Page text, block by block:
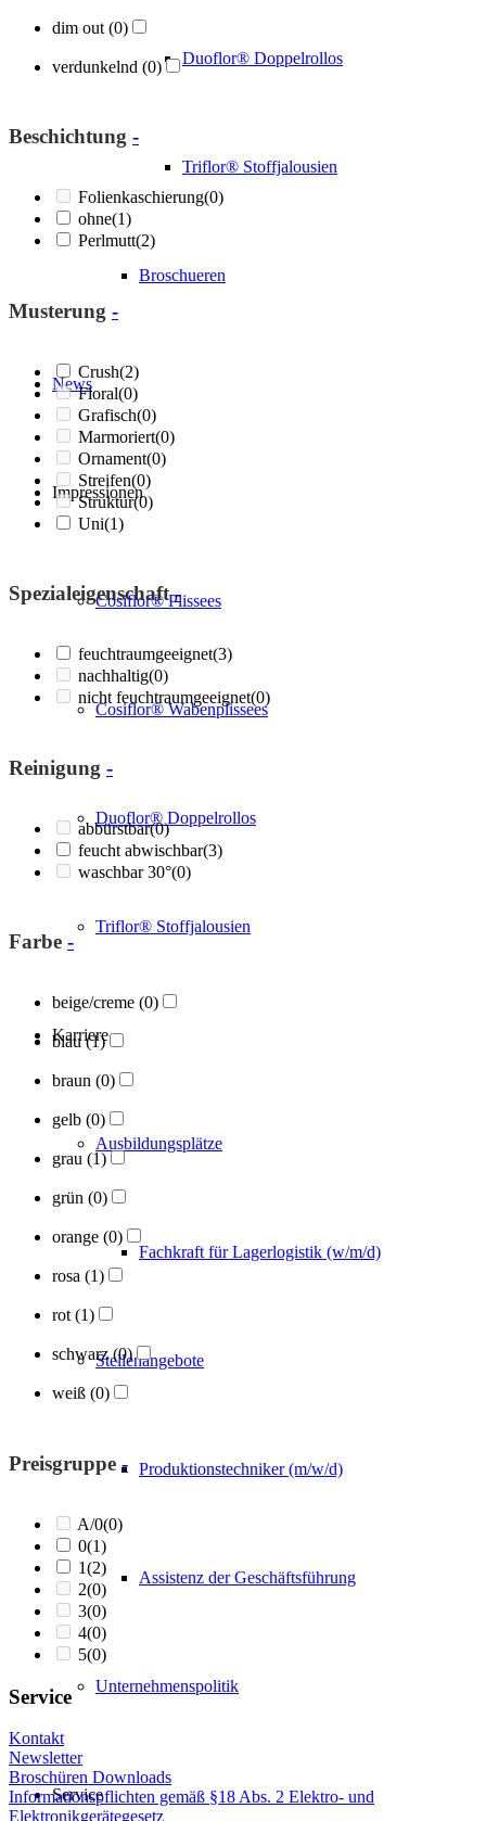
Duoflor® Doppelrollos
Triflor® Stoffjalousien
Broschueren
News
Impressionen
Cosiflor® Plissees
Cosiflor® Wabenplissees
Duoflor® Doppelrollos
Triflor® Stoffjalousien
Karriere
Ausbildungsplätze
Fachkraft für Lagerlogistik (w/m/d)
Stellenangebote
Produktionstechniker (m/w/d)
Assistenz der Geschäftsführung
Unternehmenspolitik
Service
dim out (0)
verdunkelnd (0)
Beschichtung -
Folienkaschierung(0)
ohne(1)
Perlmutt(2)
Musterung -
Crush(2)
Floral(0)
Grafisch(0)
Marmoriert(0)
Ornament(0)
Streifen(0)
Struktur(0)
Uni(1)
Spezialeigenschaft-
feuchtraumgeeignet(3)
nachhaltig(0)
nicht feuchtraumgeeignet(0)
Reinigung -
abbürstbar(0)
feucht abwischbar(3)
waschbar 30°(0)
Farbe -
beige/creme (0)
blau(1)
braun (0)
gelb (0)
grau (1)
grün (0)
orange (0)
rosa (1)
rot (1)
schwarz(0)
weiß (0)
Preisgruppe -
A/0(0)
0(1)
1(2)
2(0)
3(0)
4(0)
5(0)
Service
Kontakt
Newsletter
Broschüren Downloads
Informationspflichten gemäß §18 Abs. 2 Elektro- und
Elektronikgerätegesetz